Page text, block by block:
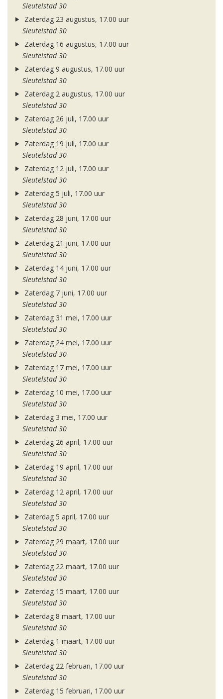
Sleutelstad 30
Zaterdag 23 augustus, 17.00 uur
Sleutelstad 30
Zaterdag 16 augustus, 17.00 uur
Sleutelstad 30
Zaterdag 9 augustus, 17.00 uur
Sleutelstad 30
Zaterdag 2 augustus, 17.00 uur
Sleutelstad 30
Zaterdag 26 juli, 17.00 uur
Sleutelstad 30
Zaterdag 19 juli, 17.00 uur
Sleutelstad 30
Zaterdag 12 juli, 17.00 uur
Sleutelstad 30
Zaterdag 5 juli, 17.00 uur
Sleutelstad 30
Zaterdag 28 juni, 17.00 uur
Sleutelstad 30
Zaterdag 21 juni, 17.00 uur
Sleutelstad 30
Zaterdag 14 juni, 17.00 uur
Sleutelstad 30
Zaterdag 7 juni, 17.00 uur
Sleutelstad 30
Zaterdag 31 mei, 17.00 uur
Sleutelstad 30
Zaterdag 24 mei, 17.00 uur
Sleutelstad 30
Zaterdag 17 mei, 17.00 uur
Sleutelstad 30
Zaterdag 10 mei, 17.00 uur
Sleutelstad 30
Zaterdag 3 mei, 17.00 uur
Sleutelstad 30
Zaterdag 26 april, 17.00 uur
Sleutelstad 30
Zaterdag 19 april, 17.00 uur
Sleutelstad 30
Zaterdag 12 april, 17.00 uur
Sleutelstad 30
Zaterdag 5 april, 17.00 uur
Sleutelstad 30
Zaterdag 29 maart, 17.00 uur
Sleutelstad 30
Zaterdag 22 maart, 17.00 uur
Sleutelstad 30
Zaterdag 15 maart, 17.00 uur
Sleutelstad 30
Zaterdag 8 maart, 17.00 uur
Sleutelstad 30
Zaterdag 1 maart, 17.00 uur
Sleutelstad 30
Zaterdag 22 februari, 17.00 uur
Sleutelstad 30
Zaterdag 15 februari, 17.00 uur